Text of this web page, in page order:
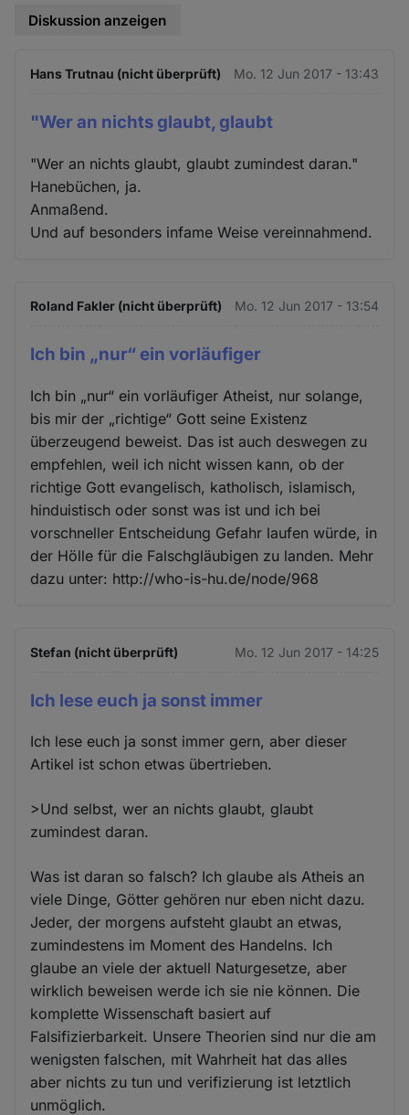
Diskussion anzeigen
Hans Trutnau (nicht überprüft) Mo. 12 Jun 2017 - 13:43
"Wer an nichts glaubt, glaubt
"Wer an nichts glaubt, glaubt zumindest daran."
Hanebüchen, ja.
Anmaßend.
Und auf besonders infame Weise vereinnahmend.
Roland Fakler (nicht überprüft) Mo. 12 Jun 2017 - 13:54
Ich bin „nur“ ein vorläufiger
Ich bin „nur“ ein vorläufiger Atheist, nur solange,
bis mir der „richtige“ Gott seine Existenz
überzeugend beweist. Das ist auch deswegen zu
empfehlen, weil ich nicht wissen kann, ob der
richtige Gott evangelisch, katholisch, islamisch,
hinduistisch oder sonst was ist und ich bei
vorschneller Entscheidung Gefahr laufen würde, in
der Hölle für die Falschgläubigen zu landen. Mehr
dazu unter: http://who-is-hu.de/node/968
Stefan (nicht überprüft) Mo. 12 Jun 2017 - 14:25
Ich lese euch ja sonst immer
Ich lese euch ja sonst immer gern, aber dieser
Artikel ist schon etwas übertrieben.
>Und selbst, wer an nichts glaubt, glaubt
zumindest daran.
Was ist daran so falsch? Ich glaube als Atheis an
viele Dinge, Götter gehören nur eben nicht dazu.
Jeder, der morgens aufsteht glaubt an etwas,
zumindestens im Moment des Handelns. Ich
glaube an viele der aktuell Naturgesetze, aber
wirklich beweisen werde ich sie nie können. Die
komplette Wissenschaft basiert auf
Falsifizierbarkeit. Unsere Theorien sind nur die am
wenigsten falschen, mit Wahrheit hat das alles
aber nichts zu tun und verifizierung ist letztlich
unmöglich.